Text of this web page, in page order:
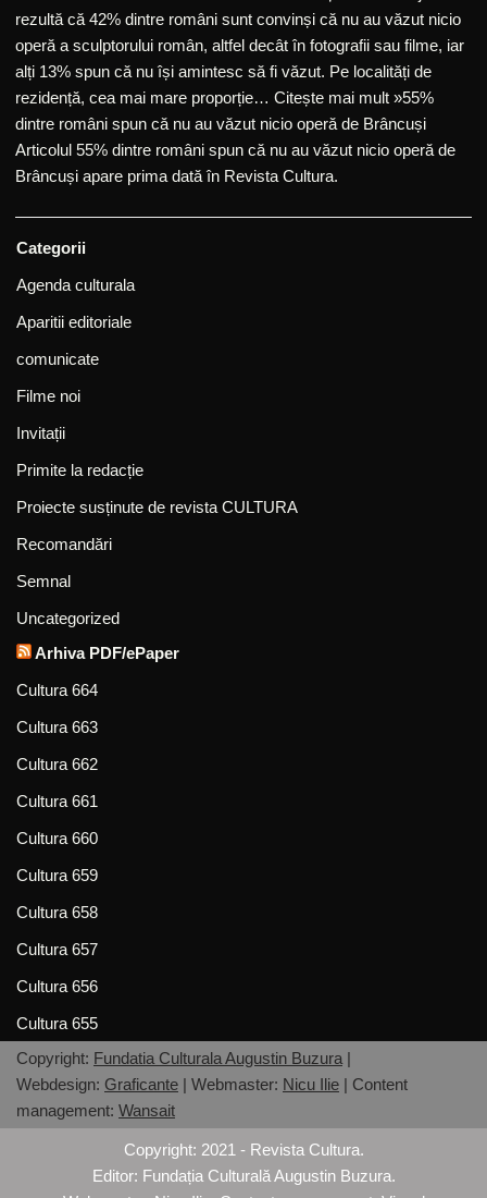
rezultă că 42% dintre români sunt convinși că nu au văzut nicio
operă a sculptorului român, altfel decât în fotografii sau filme, iar
alți 13% spun că nu își amintesc să fi văzut. Pe localități de
rezidență, cea mai mare proporție… Citește mai mult »55%
dintre români spun că nu au văzut nicio operă de Brâncuși
Articolul 55% dintre români spun că nu au văzut nicio operă de
Brâncuși apare prima dată în Revista Cultura.
Categorii
Agenda culturala
Aparitii editoriale
comunicate
Filme noi
Invitații
Primite la redacție
Proiecte susținute de revista CULTURA
Recomandări
Semnal
Uncategorized
Arhiva PDF/ePaper
Cultura 664
Cultura 663
Cultura 662
Cultura 661
Cultura 660
Cultura 659
Cultura 658
Cultura 657
Cultura 656
Cultura 655
Copyright: Fundatia Culturala Augustin Buzura |
Webdesign: Graficante | Webmaster: Nicu Ilie | Content
management: Wansait
Copyright: 2021 - Revista Cultura.
Editor: Fundația Culturală Augustin Buzura.